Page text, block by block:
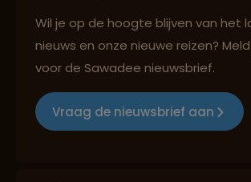
Groepsreizen mét indivuele
Wil je op de hoogte blijven van het
nieuws en onze nieuwe reizen?
voor de Sawadee nieuwsbrief.
Vraag de nieuwsbrief aan